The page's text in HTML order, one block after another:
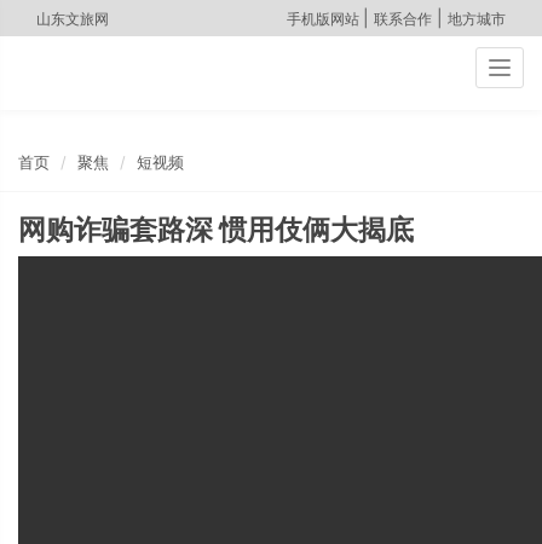
山东文旅网 手机版网站 联系合作 地方城市
首页 聚焦 短视频
网购诈骗套路深 惯用伎俩大揭底